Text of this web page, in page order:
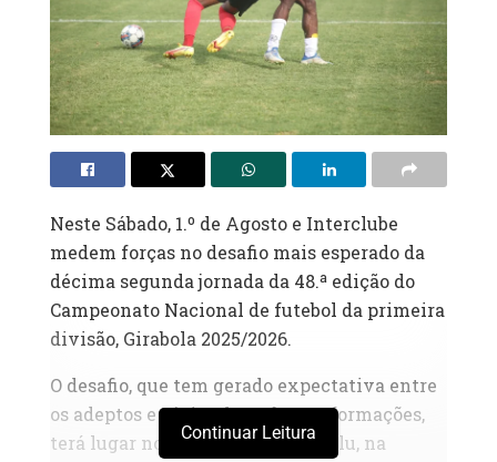
Neste Sábado, 1.º de Agosto e Interclube
medem forças no desafio mais esperado da
décima segunda jornada da 48.ª edição do
Campeonato Nacional de futebol da primeira
divisão, Girabola 2025/2026.
O desafio, que tem gerado expectativa entre
os adeptos e sócios de ambas as formações,
terá lugar no Estádio França Ndalu, na
Continuar Leitura